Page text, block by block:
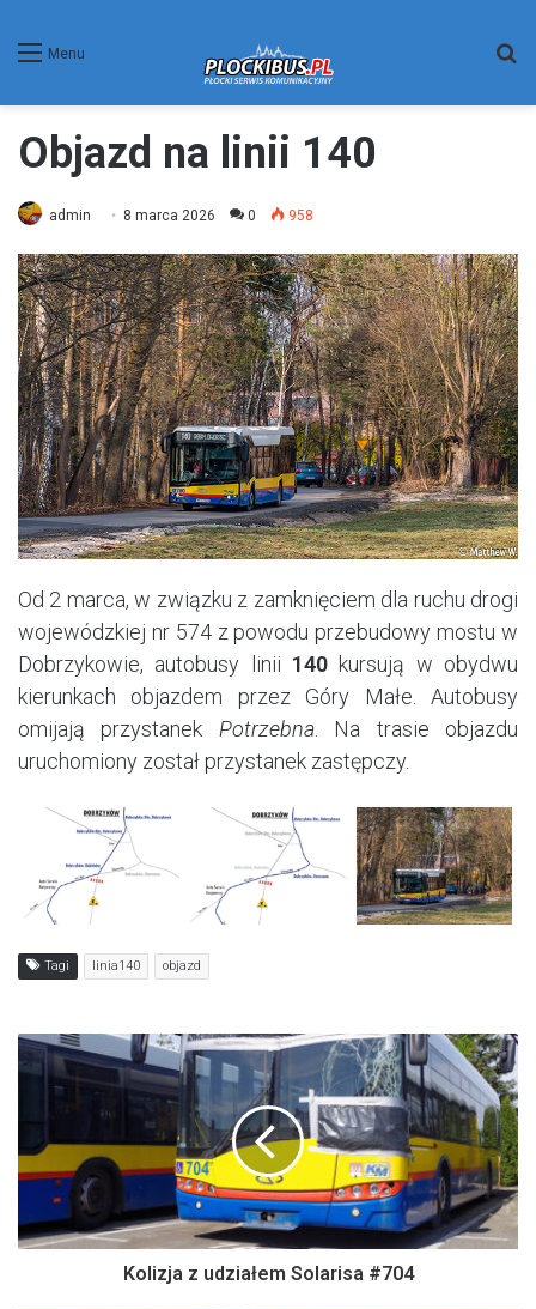
Menu
Objazd na linii 140
admin 8 marca 2026 0 958
Od 2 marca, w związku z zamknięciem dla ruchu drogi
wojewódzkiej nr 574 z powodu przebudowy mostu w
Dobrzykowie, autobusy linii 140 kursują w obydwu
kierunkach objazdem przez Góry Małe. Autobusy
omijają przystanek Potrzebna. Na trasie objazdu
uruchomiony został przystanek zastępczy.
Tagi linia140 objazd
Kolizja z udziałem Solarisa #704